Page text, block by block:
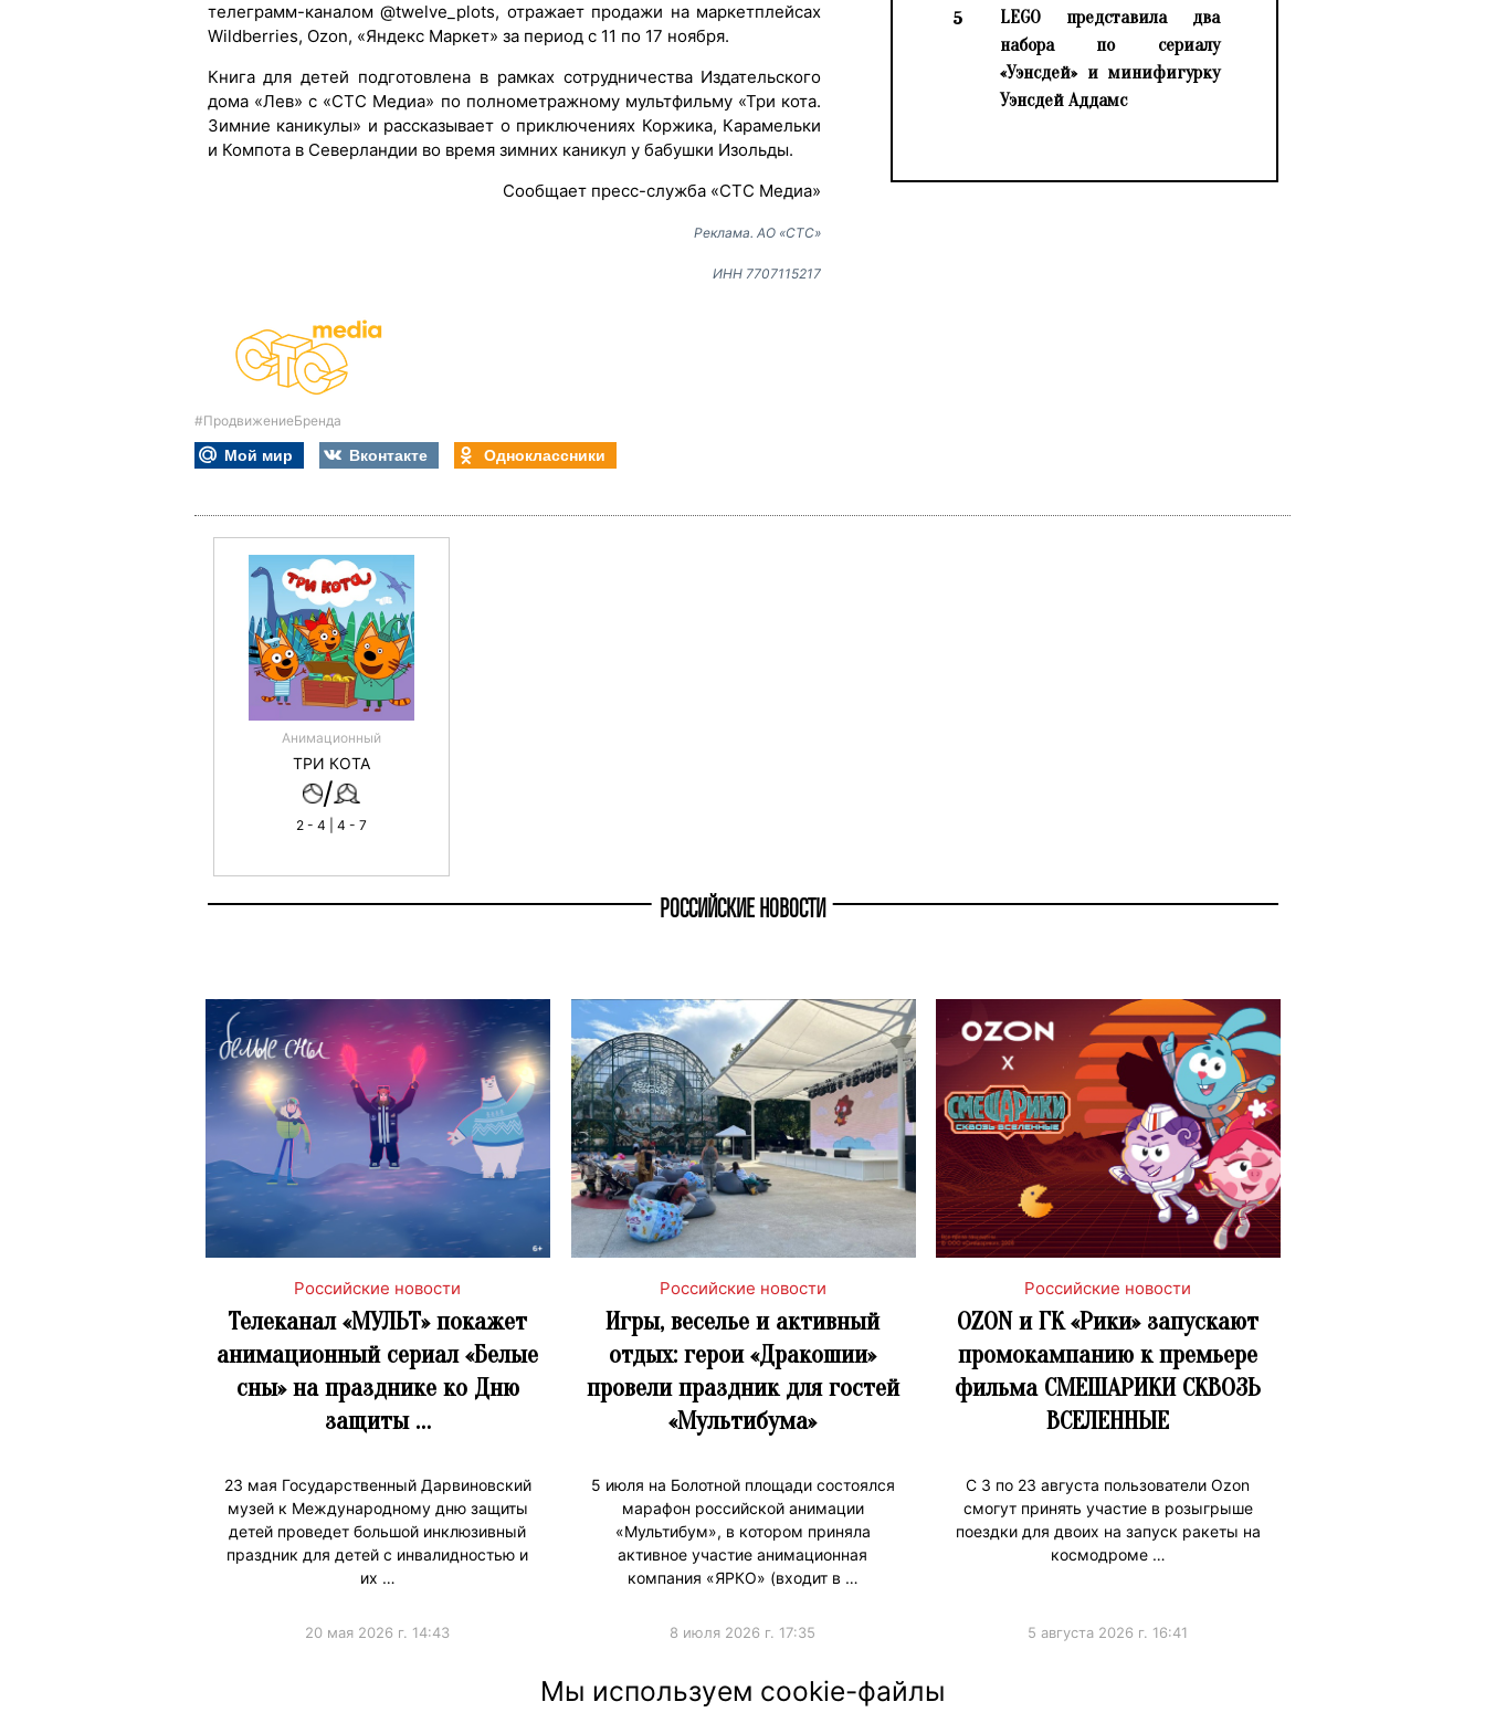
телеграмм-каналом @twelve_plots, отражает продажи на маркетплейсах
Wildberries, Ozon, «Яндекс Маркет» за период с 11 по 17 ноября.
Книга для детей подготовлена в рамках сотрудничества Издательского
дома «Лев» с «СТС Медиа» по полнометражному мультфильму «Три кота.
Зимние каникулы» и рассказывает о приключениях Коржика, Карамельки
и Компота в Северландии во время зимних каникул у бабушки Изольды.
Сообщает пресс-служба «СТС Медиа»
Реклама. АО «СТС»
ИНН 7707115217
5
LEGO представила два
набора по сериалу
«Уэнсдей» и минифигурку
Уэнсдей Аддамс
#ПродвижениеБренда
Мой мир Вконтакте Одноклассники
Анимационный
ТРИ КОТА
/
2 - 4 | 4 - 7
РОССИЙСКИЕ НОВОСТИ
Российские новости
Телеканал «МУЛЬТ» покажет
анимационный сериал «Белые
сны» на празднике ко Дню
защиты …
23 мая Государственный Дарвиновский
музей к Международному дню защиты
детей проведет большой инклюзивный
праздник для детей с инвалидностью и
их …
20 мая 2026 г. 14:43
Российские новости
Игры, веселье и активный
отдых: герои «Дракошии»
провели праздник для гостей
«Мультибума»
5 июля на Болотной площади состоялся
марафон российской анимации
«Мультибум», в котором приняла
активное участие анимационная
компания «ЯРКО» (входит в …
8 июля 2026 г. 17:35
Российские новости
OZON и ГК «Рики» запускают
промокампанию к премьере
фильма СМЕШАРИКИ СКВОЗЬ
ВСЕЛЕННЫЕ
С 3 по 23 августа пользователи Ozon
смогут принять участие в розыгрыше
поездки для двоих на запуск ракеты на
космодроме …
5 августа 2026 г. 16:41
Мы используем cookie-файлы